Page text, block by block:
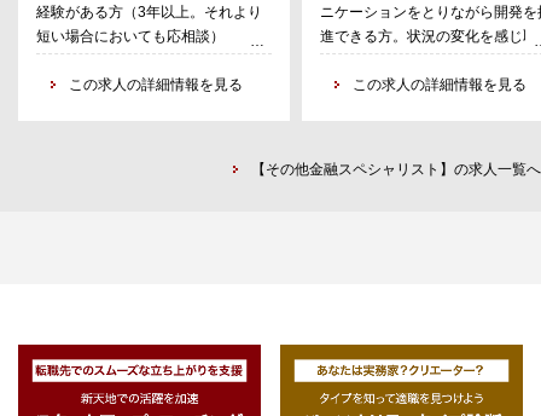
・領域の計数施策管理・データ分析
・組成・販売実績のデータの蓄積・
経験がある方（3年以上。それより
短い場合においても応相談）
・金融機関において、商品企画・商
品所管業務の経験がある方（3年以
この求人の詳細情報を見る
ニケーションをとりながら開発を
進できる方。状況の変化を感じ取
スピード感をもって行動できる方
この求人の詳細情報を見る
【その他金融スペシャリスト】の求人一覧へ